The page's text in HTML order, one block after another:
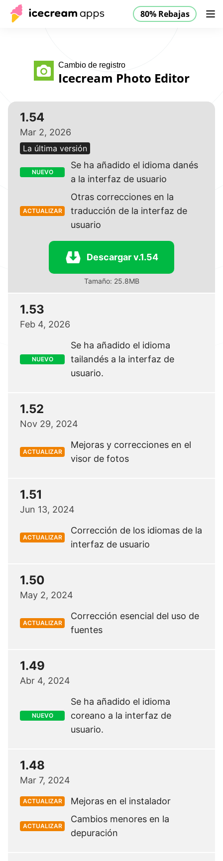
80% Rebajas
Productos Ayuda 80% Rebajas ES
Cambio de registro
Icecream Photo Editor
1.54
Mar 2, 2026
La última versión
NUEVO
Se ha añadido el idioma danés
a la interfaz de usuario
ACTUALIZAR
Otras correcciones en la
traducción de la interfaz de
usuario
Descargar v.1.54
Tamaño: 25.8MB
1.53
Feb 4, 2026
NUEVO
Se ha añadido el idioma
tailandés a la interfaz de
usuario.
1.52
Nov 29, 2024
ACTUALIZAR
Mejoras y correcciones en el
visor de fotos
1.51
Jun 13, 2024
ACTUALIZAR
Corrección de los idiomas de la
interfaz de usuario
1.50
May 2, 2024
ACTUALIZAR
Corrección esencial del uso de
fuentes
1.49
Abr 4, 2024
NUEVO
Se ha añadido el idioma
coreano a la interfaz de
usuario.
1.48
Mar 7, 2024
ACTUALIZAR Mejoras en el instalador
ACTUALIZAR
Cambios menores en la
depuración